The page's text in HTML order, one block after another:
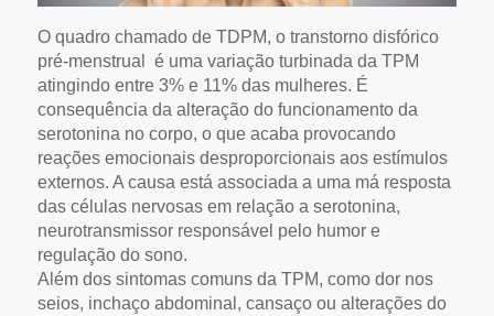
O quadro chamado de TDPM, o transtorno disfórico
pré-menstrual é uma variação turbinada da TPM
atingindo entre 3% e 11% das mulheres. É
consequência da alteração do funcionamento da
serotonina no corpo, o que acaba provocando
reações emocionais desproporcionais aos estímulos
externos. A causa está associada a uma má resposta
das células nervosas em relação a serotonina,
neurotransmissor responsável pelo humor e
regulação do sono.
Além dos sintomas comuns da TPM, como dor nos
seios, inchaço abdominal, cansaço ou alterações do